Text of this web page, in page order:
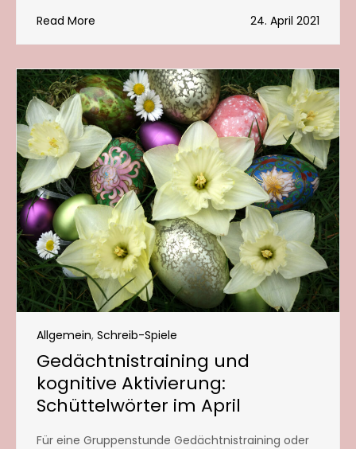
Read More 24. April 2021
Allgemein, Schreib-Spiele
Gedächtnistraining und
kognitive Aktivierung:
Schüttelwörter im April
Für eine Gruppenstunde Gedächtnistraining oder